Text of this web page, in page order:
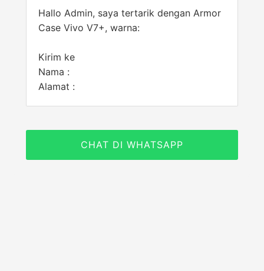
Hallo Admin, saya tertarik dengan Armor
Case Vivo V7+, warna:
Kirim ke
Nama :
Alamat :
CHAT DI WHATSAPP